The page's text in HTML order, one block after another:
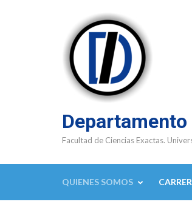
Facultad de Ciencias Exactas.
QUIENES SOMOS